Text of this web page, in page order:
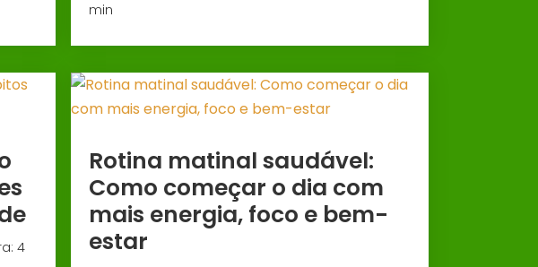
min
4
Rotina matinal saudável:
Como começar o dia com
mais energia, foco e bem-
estar